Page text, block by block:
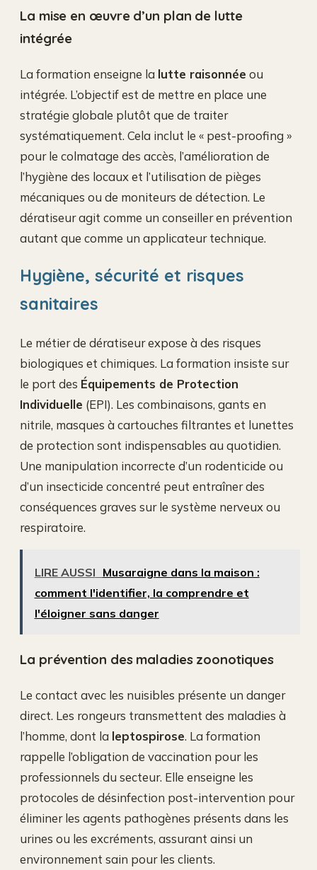
La mise en œuvre d’un plan de lutte
intégrée
La formation enseigne la lutte raisonnée ou
intégrée. L’objectif est de mettre en place une
stratégie globale plutôt que de traiter
systématiquement. Cela inclut le « pest-proofing »
pour le colmatage des accès, l’amélioration de
l’hygiène des locaux et l’utilisation de pièges
mécaniques ou de moniteurs de détection. Le
dératiseur agit comme un conseiller en prévention
autant que comme un applicateur technique.
Hygiène, sécurité et risques
sanitaires
Le métier de dératiseur expose à des risques
biologiques et chimiques. La formation insiste sur
le port des Équipements de Protection
Individuelle (EPI). Les combinaisons, gants en
nitrile, masques à cartouches filtrantes et lunettes
de protection sont indispensables au quotidien.
Une manipulation incorrecte d’un rodenticide ou
d’un insecticide concentré peut entraîner des
conséquences graves sur le système nerveux ou
respiratoire.
LIRE AUSSI Musaraigne dans la maison :
comment l'identifier, la comprendre et
l'éloigner sans danger
La prévention des maladies zoonotiques
Le contact avec les nuisibles présente un danger
direct. Les rongeurs transmettent des maladies à
l’homme, dont la leptospirose. La formation
rappelle l’obligation de vaccination pour les
professionnels du secteur. Elle enseigne les
protocoles de désinfection post-intervention pour
éliminer les agents pathogènes présents dans les
urines ou les excréments, assurant ainsi un
environnement sain pour les clients.